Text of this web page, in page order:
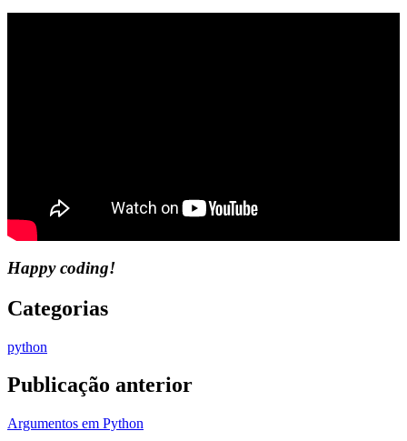
Happy coding!
Categorias
python
Publicação anterior
Argumentos em Python